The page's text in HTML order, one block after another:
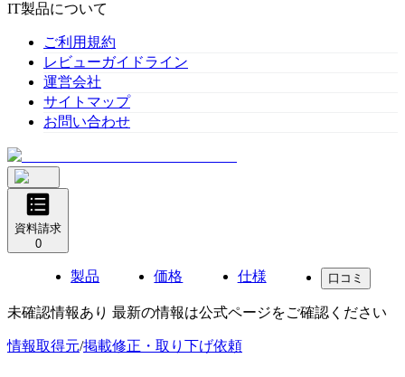
IT製品について
ご利用規約
レビューガイドライン
運営会社
サイトマップ
お問い合わせ
資料請求
0
製品 価格 仕様 口コミ
未確認情報あり 最新の情報は公式ページをご確認ください
情報取得元/掲載修正・取り下げ依頼